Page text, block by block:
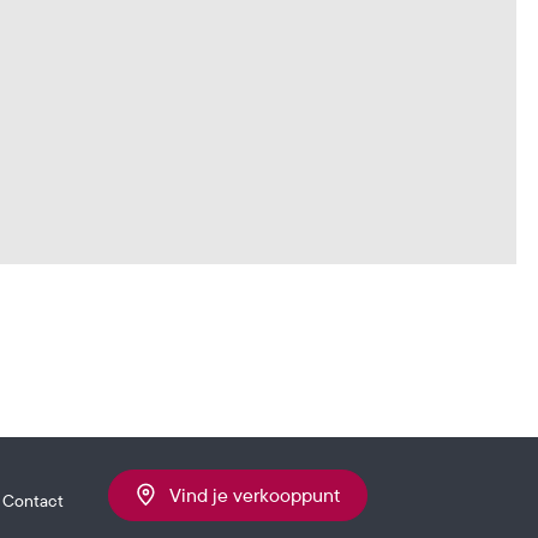
Contact Vind je verkooppunt